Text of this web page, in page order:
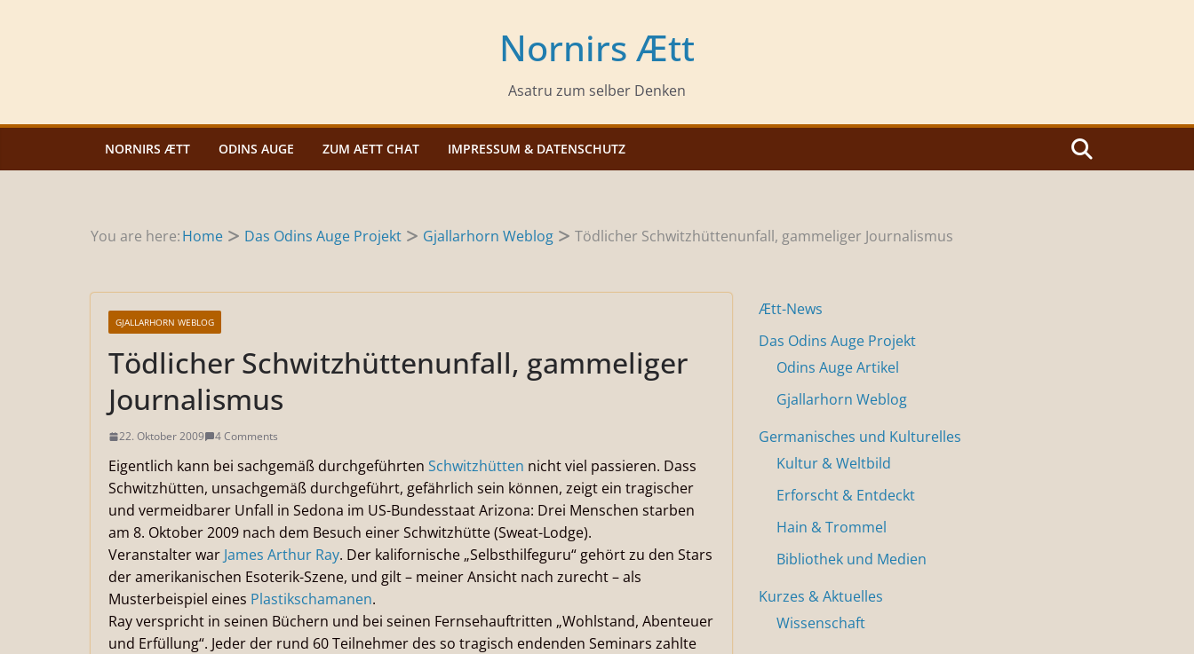
Nornirs Ætt
Asatru zum selber Denken
NORNIRS ÆTT ODINS AUGE ZUM AETT CHAT IMPRESSUM & DATENSCHUTZ
You are here:Home Das Odins Auge Projekt Gjallarhorn Weblog Tödlicher Schwitzhüttenunfall, gammeliger Journalismus
GJALLARHORN WEBLOG
Tödlicher Schwitzhüttenunfall, gammeliger
Journalismus
22. Oktober 2009 4 Comments
Eigentlich kann bei sachgemäß durchgeführten Schwitzhütten nicht viel passieren. Dass
Schwitzhütten, unsachgemäß durchgeführt, gefährlich sein können, zeigt ein tragischer
und vermeidbarer Unfall in Sedona im US-Bundesstaat Arizona: Drei Menschen starben
am 8. Oktober 2009 nach dem Besuch einer Schwitzhütte (Sweat-Lodge).
Veranstalter war James Arthur Ray. Der kalifornische „Selbsthilfeguru“ gehört zu den Stars
der amerikanischen Esoterik-Szene, und gilt – meiner Ansicht nach zurecht – als
Musterbeispiel eines Plastikschamanen.
Ray verspricht in seinen Büchern und bei seinen Fernsehauftritten „Wohlstand, Abenteuer
und Erfüllung“. Jeder der rund 60 Teilnehmer des so tragisch endenden Seminars zahlte
Ætt-News
Das Odins Auge Projekt
Odins Auge Artikel
Gjallarhorn Weblog
Germanisches und Kulturelles
Kultur & Weltbild
Erforscht & Entdeckt
Hain & Trommel
Bibliothek und Medien
Kurzes & Aktuelles
Wissenschaft